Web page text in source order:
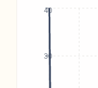
30
40